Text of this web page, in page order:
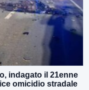
indagato il 21enne
omicidio stradale